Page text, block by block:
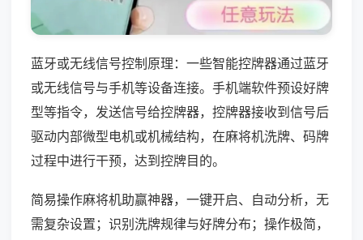
蓝牙或无线信号控制原理：一些智能控牌器通过蓝牙
或无线信号与手机等设备连接。手机端软件预设好牌
型等指令，发送信号给控牌器，控牌器接收到信号后
驱动内部微型电机或机械结构，在麻将机洗牌、码牌
过程中进行干预，达到控牌目的。
简易操作麻将机助赢神器，一键开启、自动分析，无
需复杂设置；识别洗牌规律与好牌分布；操作极简，